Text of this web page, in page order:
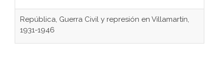
República, Guerra Civil y represión en Villamartín,
1931-1946